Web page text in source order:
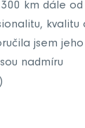
km dále od
kvalitu
jsem jeho
nadmíru